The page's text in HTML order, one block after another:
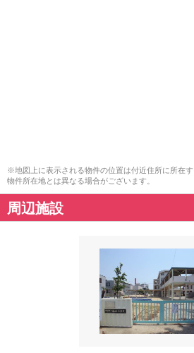
※地図上に表示される物件の位置は付近住所に所在
物件所在地とは異なる場合がございます。
周辺施設